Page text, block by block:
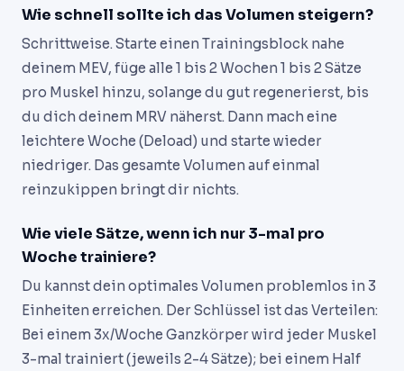
Wie schnell sollte ich das Volumen steigern?
Schrittweise. Starte einen Trainingsblock nahe
deinem MEV, füge alle 1 bis 2 Wochen 1 bis 2 Sätze
pro Muskel hinzu, solange du gut regenerierst, bis
du dich deinem MRV näherst. Dann mach eine
leichtere Woche (Deload) und starte wieder
niedriger. Das gesamte Volumen auf einmal
reinzukippen bringt dir nichts.
Wie viele Sätze, wenn ich nur 3-mal pro
Woche trainiere?
Du kannst dein optimales Volumen problemlos in 3
Einheiten erreichen. Der Schlüssel ist das Verteilen:
Bei einem 3x/Woche Ganzkörper wird jeder Muskel
3-mal trainiert (jeweils 2-4 Sätze); bei einem Half